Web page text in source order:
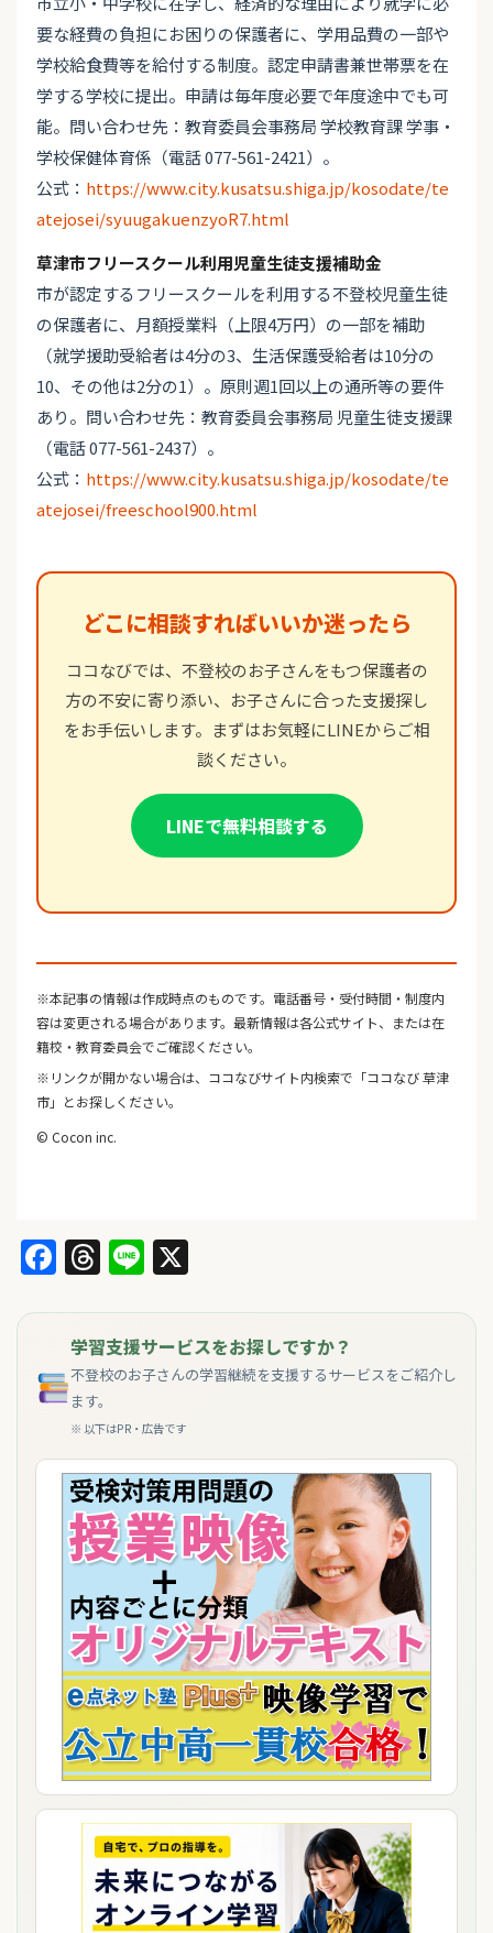
要な経費の負担にお困りの保護者に、学用品費の一部や
学校給食費等を給付する制度。認定申請書兼世帯票を在
学する学校に提出。申請は毎年度必要で年度途中でも可
能。問い合わせ先：教育委員会事務局 学校教育課 学事・
学校保健体育係（電話 077-561-2421）。
公式： https://www.city.kusatsu.shiga.jp/kosodate/te
atejosei/syuugakuenzyoR7.html
草津市フリースクール利用児童生徒支援補助金
市が認定するフリースクールを利用する不登校児童生徒
の保護者に、月額授業料（上限4万円）の一部を補助
（就学援助受給者は4分の3、生活保護受給者は10分の
10、その他は2分の1）。原則週1回以上の通所等の要件
あり。問い合わせ先：教育委員会事務局 児童生徒支援課
（電話 077-561-2437）。
公式： https://www.city.kusatsu.shiga.jp/kosodate/te
atejosei/freeschool900.html
どこに相談すればいいか迷ったら
ココなびでは、不登校のお子さんをもつ保護者の
方の不安に寄り添い、お子さんに合った支援探し
をお手伝いします。まずはお気軽にLINEからご相
談ください。
LINEで無料相談する
※本記事の情報は作成時点のものです。電話番号・受付時間・制度内
容は変更される場合があります。最新情報は各公式サイト、または在
籍校・教育委員会でご確認ください。
※リンクが開かない場合は、ココなびサイト内検索で「ココなび 草津
市」とお探しください。
© Cocon inc.
Facebook
Threads
Line
学習支援サービスをお探しですか？
不登校のお子さんの学習継続を支援するサービスをご紹介し
ます。
※ 以下はPR・広告です